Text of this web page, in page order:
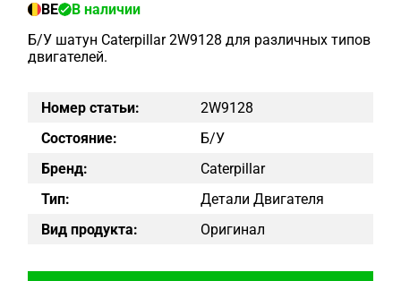
BE
В наличии
Б/У шатун Caterpillar 2W9128 для различных типов
двигателей.
Номер статьи:
2W9128
Состояние:
Б/у
Бренд:
Caterpillar
Тип:
Детали Двигателя
Вид продукта:
Оригинал